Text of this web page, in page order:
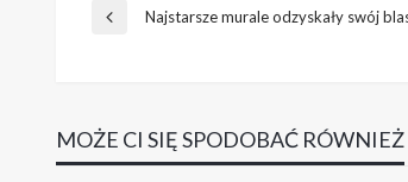
Nawigacja
Poprzedni
Najstarsze murale odzyskały swój
MOŻE CI SIĘ SPODOBAĆ RÓWNIEŻ